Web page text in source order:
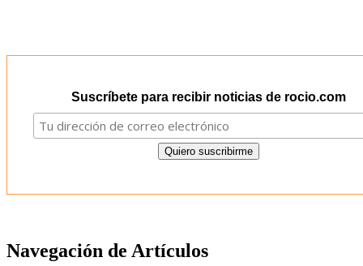
Suscríbete para recibir noticias de rocio.com
Navegación de Artículos